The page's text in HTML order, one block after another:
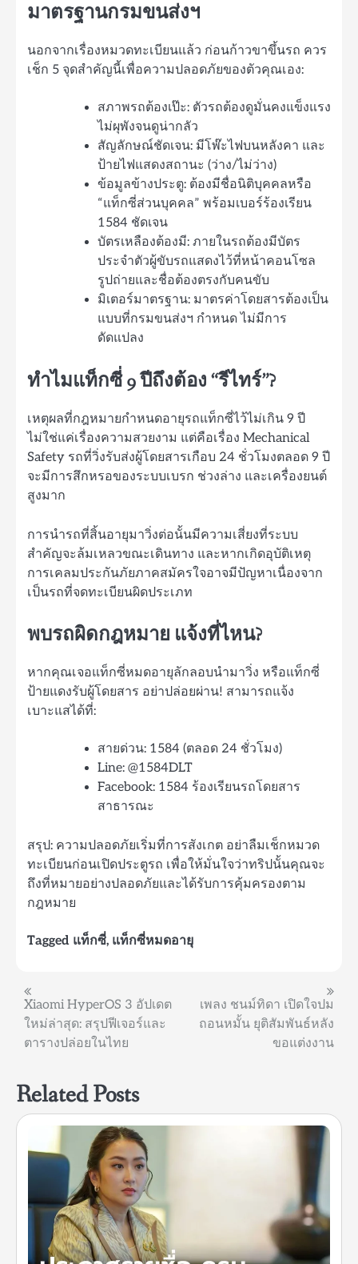
มาตรฐานกรมขนส่งฯ
นอกจากเรื่องหมวดทะเบียนแล้ว ก่อนก้าวขาขึ้นรถ ควร
เช็ก 5 จุดสำคัญนี้เพื่อความปลอดภัยของตัวคุณเอง:
สภาพรถต้องเป๊ะ: ตัวรถต้องดูมั่นคงแข็งแรง
ไม่ผุพังจนดูน่ากลัว
สัญลักษณ์ชัดเจน: มีโพ๊ะไฟบนหลังคา และ
ป้ายไฟแสดงสถานะ (ว่าง/ไม่ว่าง)
ข้อมูลข้างประตู: ต้องมีชื่อนิติบุคคลหรือ
“แท็กซี่ส่วนบุคคล” พร้อมเบอร์ร้องเรียน
1584 ชัดเจน
บัตรเหลืองต้องมี: ภายในรถต้องมีบัตร
ประจำตัวผู้ขับรถแสดงไว้ที่หน้าคอนโซล
รูปถ่ายและชื่อต้องตรงกับคนขับ
มิเตอร์มาตรฐาน: มาตรค่าโดยสารต้องเป็น
แบบที่กรมขนส่งฯ กำหนด ไม่มีการ
ดัดแปลง
ทำไมแท็กซี่ 9 ปีถึงต้อง “รีไทร์”?
เหตุผลที่กฎหมายกำหนดอายุรถแท็กซี่ไว้ไม่เกิน 9 ปี
ไม่ใช่แค่เรื่องความสวยงาม แต่คือเรื่อง Mechanical
Safety รถที่วิ่งรับส่งผู้โดยสารเกือบ 24 ชั่วโมงตลอด 9 ปี
จะมีการสึกหรอของระบบเบรก ช่วงล่าง และเครื่องยนต์
สูงมาก
การนำรถที่สิ้นอายุมาวิ่งต่อนั้นมีความเสี่ยงที่ระบบ
สำคัญจะล้มเหลวขณะเดินทาง และหากเกิดอุบัติเหตุ
การเคลมประกันภัยภาคสมัครใจอาจมีปัญหาเนื่องจาก
เป็นรถที่จดทะเบียนผิดประเภท
พบรถผิดกฎหมาย แจ้งที่ไหน?
หากคุณเจอแท็กซี่หมดอายุลักลอบนำมาวิ่ง หรือแท็กซี่
ป้ายแดงรับผู้โดยสาร อย่าปล่อยผ่าน! สามารถแจ้ง
เบาะแสได้ที่:
สายด่วน: 1584 (ตลอด 24 ชั่วโมง)
Line: @1584DLT
Facebook: 1584 ร้องเรียนรถโดยสาร
สาธารณะ
สรุป: ความปลอดภัยเริ่มที่การสังเกต อย่าลืมเช็กหมวด
ทะเบียนก่อนเปิดประตูรถ เพื่อให้มั่นใจว่าทริปนั้นคุณจะ
ถึงที่หมายอย่างปลอดภัยและได้รับการคุ้มครองตาม
กฎหมาย
Tagged แท็กซี่, แท็กซี่หมดอายุ
แนะแนว
เรื่อง
Xiaomi HyperOS 3 อัปเดต
ใหม่ล่าสุด: สรุปฟีเจอร์และ
ตารางปล่อยในไทย
เพลง ชนม์ทิดา เปิดใจปม
ถอนหมั้น ยุติสัมพันธ์หลัง
ขอแต่งงาน
Related Posts